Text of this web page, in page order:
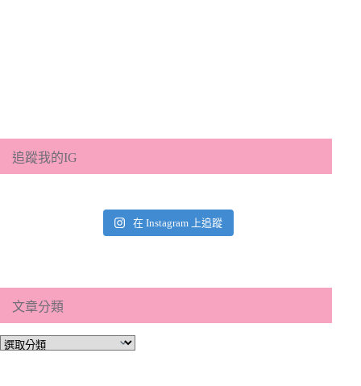
追蹤我的IG
在 Instagram 上追蹤
文章分類
文